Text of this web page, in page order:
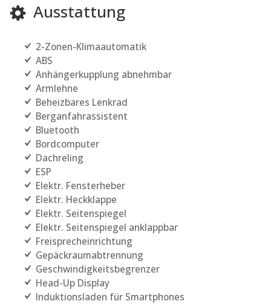
Ausstattung
2-Zonen-Klimaautomatik
ABS
Anhängerkupplung abnehmbar
Armlehne
Beheizbares Lenkrad
Berganfahrassistent
Bluetooth
Bordcomputer
Dachreling
ESP
Elektr. Fensterheber
Elektr. Heckklappe
Elektr. Seitenspiegel
Elektr. Seitenspiegel anklappbar
Freisprecheinrichtung
Gepäckraumabtrennung
Geschwindigkeitsbegrenzer
Head-Up Display
Induktionsladen für Smartphones